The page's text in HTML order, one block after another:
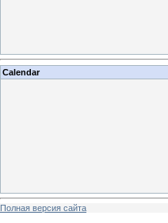
Calendar
Полная версия сайта